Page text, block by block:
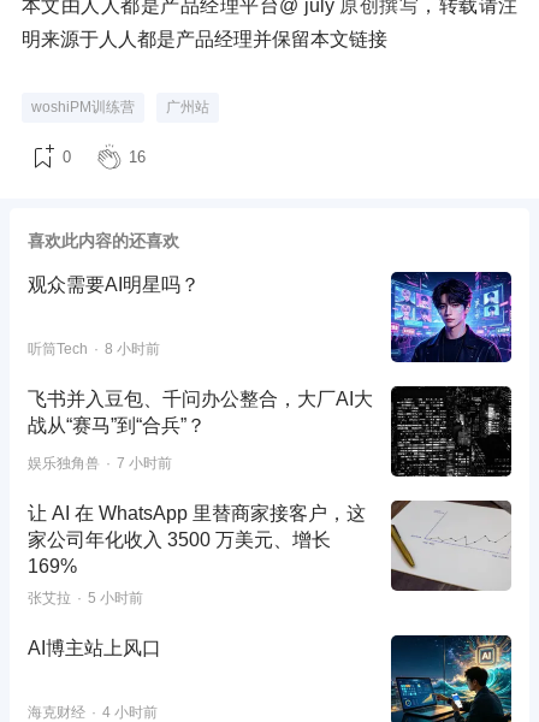
本文由人人都是产品经理平台@ july 原创撰写 ，转载请注
明来源于人人都是产品经理并保留本文链接
woshiPM训练营 广州站
0 16
喜欢此内容的还喜欢
观众需要AI明星吗？
听筒Tech 8 小时前
飞书并入豆包、千问办公整合，大厂AI大
战从“赛马”到“合兵”？
娱乐独角兽 7 小时前
让 AI 在 WhatsApp 里替商家接客户，这
家公司年化收入 3500 万美元、增长
169%
张艾拉 5 小时前
AI博主站上风口
海克财经 4 小时前